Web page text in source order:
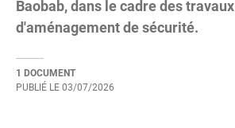
Baobab, dans le cadre des travaux
d'aménagement de sécurité.
1 DOCUMENT
PUBLIÉ LE 03/07/2026